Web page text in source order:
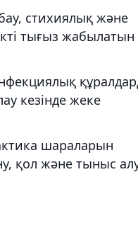
стихиялық және
тығыз жабылатын
кезінде жеке
шараларын
қол және тыныс